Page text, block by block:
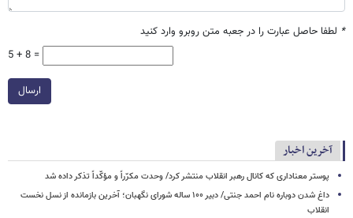
* لطفا حاصل عبارت را در جعبه متن روبرو وارد کنید
5 + 8 =
ارسال
آخرین اخبار
پوستر معناداری که کانال رهبر انقلاب منتشر کرد/ وحدت مکرّراً و مؤکّداً تذکر داده شد
داغ شدن دوباره نام احمد جنتی/ دبیر ۱۰۰ ساله شورای نگهبان؛ آخرین بازمانده از نسل نخست
انقلاب